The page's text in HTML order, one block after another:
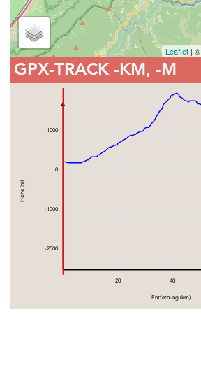
Leaflet| ©
GPX-TRACK-KM, -M
-2000
-1000
0
1000
20 40
Entfernung (km)
Höhe (m)